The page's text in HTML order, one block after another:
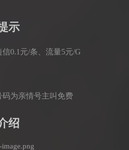
示
0.1元/条、流量5元/G
为亲情号主叫免费
绍